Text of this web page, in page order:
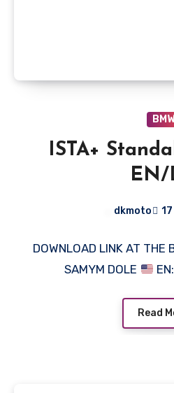
ISTA+
EN/
dkmoto
DOWNLOAD LINK AT THE
SAMYM DOLE
Read